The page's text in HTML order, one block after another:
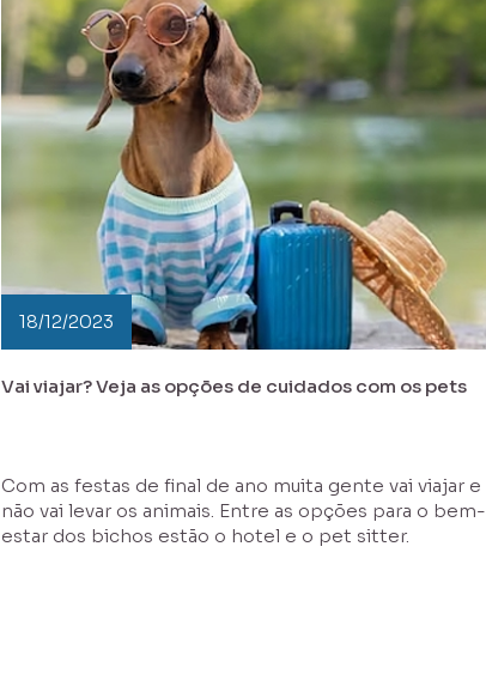
18/12/2023
Vai viajar? Veja as opções de cuidados com os pets
Com as festas de final de ano muita gente vai viajar e
não vai levar os animais. Entre as opções para o bem-
estar dos bichos estão o hotel e o pet sitter.